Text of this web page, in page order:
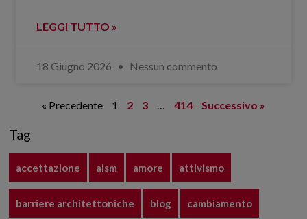
LEGGI TUTTO »
18 Giugno 2026 Nessun commento
« Precedente 1 2 3 … 414 Successivo »
Tag
accettazione aism amore attivismo
barriere architettoniche blog cambiamento